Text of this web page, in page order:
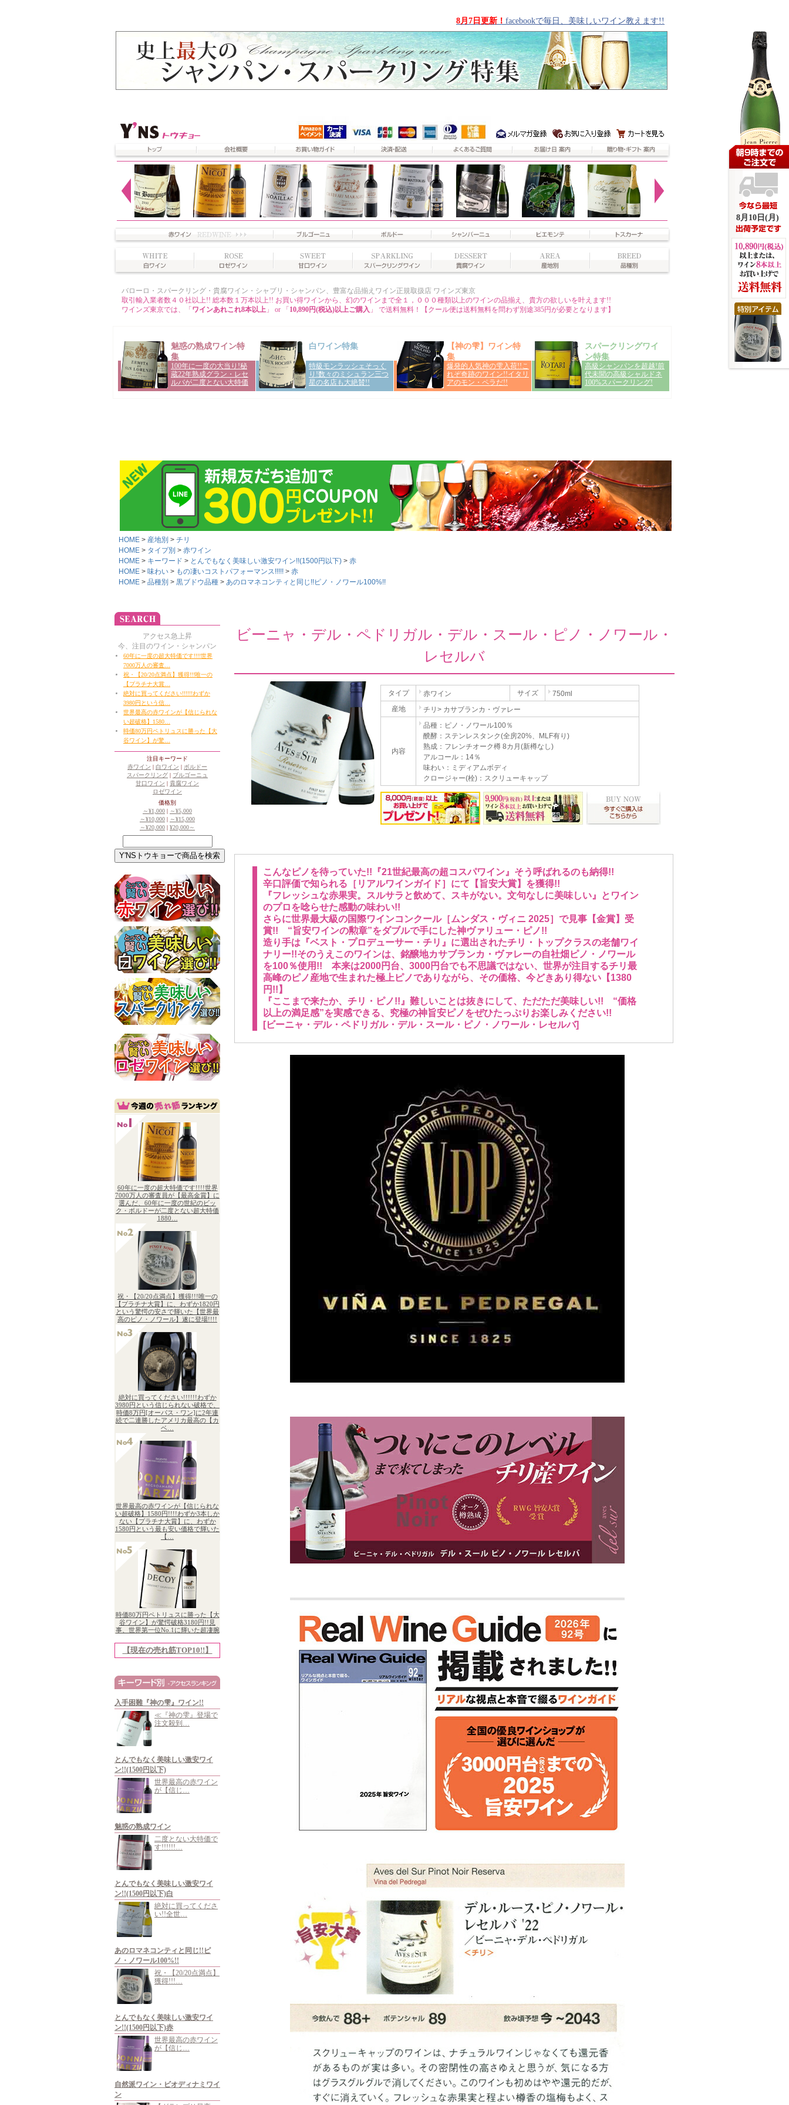
HOME 産地別
チリ
HOME
タイプ別
赤ワイン
HOME
キーワード とんでもなく美味しい激安ワイン!!(1500円以下)
赤
HOME
味わい もの凄いコストパフォーマンス!!!!!
赤
HOME
品種別 黒ブドウ品種 あのロマネコンティと同じ!!ピノ・ノワール100%!!
ビーニャ・デル・ペドリガル・デル・スール・ピノ・ノワール・
レセルバ
タイプ 赤ワイン サイズ
750ml
産地
チリ> カサブランカ・ヴァレー
内容
品種：ピノ・ノワール100％
醗酵：ステンレスタンク(全房20%、MLF有り)
熟成：フレンチオーク樽 8カ月(新樽なし)
アルコール：14％
味わい：ミディアムボディ
クロージャー(栓)：スクリューキャップ
こんなピノを待っていた!!『21世紀最高の超コスパワイン』そう呼ばれるのも納得!!
辛口評価で知られる［リアルワインガイド］にて【旨安大賞】を獲得!!
『フレッシュな赤果実。スルサラと飲めて、スキがない。文句なしに美味しい』とワイン
のプロを唸らせた感動の味わい!!
さらに世界最大級の国際ワインコンクール［ムンダス・ヴィニ 2025］で見事【金賞】受
賞!! “旨安ワインの勲章”をダブルで手にした神ヴァリュー・ピノ!!
造り手は『ベスト・プロデューサー・チリ』に選出されたチリ・トップクラスの老舗ワイ
ナリー!!そのうえこのワインは、銘醸地カサブランカ・ヴァレーの自社畑ピノ・ノワール
を100％使用!! 本来は2000円台、3000円台でも不思議ではない、世界が注目するチリ最
高峰のピノ産地で生まれた極上ピノでありながら、その価格、今どきあり得ない【1380
円!!】
『ここまで来たか、チリ・ピノ!!』難しいことは抜きにして、ただただ美味しい!! “価格
以上の満足感”を実感できる、究極の神旨安ピノをぜひたっぷりお楽しみください!!
[ビーニャ・デル・ペドリガル・デル・スール・ピノ・ノワール・レセルバ]